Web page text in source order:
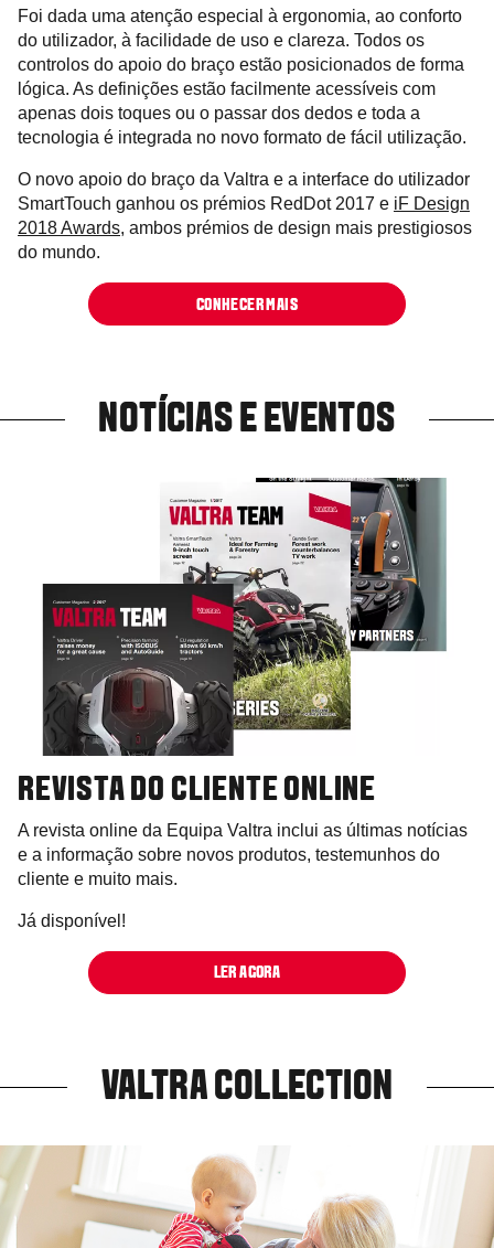
Foi dada uma atenção especial à ergonomia, ao conforto
do utilizador, à facilidade de uso e clareza. Todos os
controlos do apoio do braço estão posicionados de forma
lógica. As definições estão facilmente acessíveis com
apenas dois toques ou o passar dos dedos e toda a
tecnologia é integrada no novo formato de fácil utilização.
O novo apoio do braço da Valtra e a interface do utilizador
SmartTouch ganhou os prémios RedDot 2017 e iF Design
2018 Awards, ambos prémios de design mais prestigiosos
do mundo.
CONHECER MAIS
NOTÍCIAS E EVENTOS
REVISTA DO CLIENTE ONLINE
A revista online da Equipa Valtra inclui as últimas notícias
e a informação sobre novos produtos, testemunhos do
cliente e muito mais.
Já disponível!
LER AGORA
VALTRA COLLECTION